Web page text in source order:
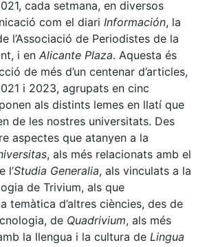
cada setmana, en diversos
com el diari Información, la
l’Associació de Periodistes de la
i en Alicante Plaza. Aquesta és
de més d’un centenar d’articles,
i 2023, agrupats en cinc
als distints lemes en llatí que
de les nostres universitats. Des
aspectes que atanyen a la
, als més relacionats amb el
l’Studia Generalia, als vinculats a la
de Trivium, als que
temàtica d’altres ciències, des de
de Quadrivium, als més
la llengua i la cultura de Lingua